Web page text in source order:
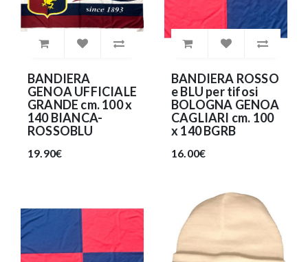
BANDIERA
GENOA UFFICIALE
GRANDE cm. 100 x
140 BIANCA-
ROSSOBLU
19.90€
BANDIERA ROSSO
e BLU per tifosi
BOLOGNA GENOA
CAGLIARI cm. 100
x 140 BGRB
16.00€